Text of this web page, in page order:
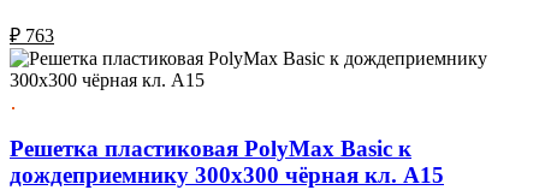
₽ 763
Решетка пластиковая PolyMax Basic к
дождеприемнику 300x300 чёрная кл. А15